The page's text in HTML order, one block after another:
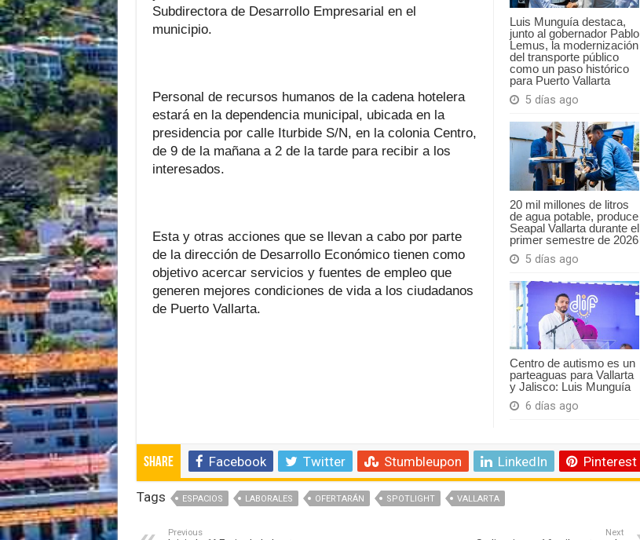
Luis Munguía destaca,
junto al gobernador Pablo
Lemus, la modernización
del transporte público
como un paso histórico
para Puerto Vallarta
5 días ago
20 mil millones de litros
de agua potable, produce
Seapal Vallarta durante el
primer semestre de 2026
5 días ago
Centro de autismo es un
parteaguas para Vallarta
y Jalisco: Luis Munguía
6 días ago
Subdirectora de Desarrollo Empresarial en el
municipio.
Personal de recursos humanos de la cadena hotelera
estará en la dependencia municipal, ubicada en la
presidencia por calle Iturbide S/N, en la colonia Centro,
de 9 de la mañana a 2 de la tarde para recibir a los
interesados.
Esta y otras acciones que se llevan a cabo por parte
de la dirección de Desarrollo Económico tienen como
objetivo acercar servicios y fuentes de empleo que
generen mejores condiciones de vida a los ciudadanos
de Puerto Vallarta.
Share Facebook Twitter Stumbleupon LinkedIn Pinterest
Tags ESPACIOS LABORALES OFERTARÁN SPOTLIGHT VALLARTA
Previous Next